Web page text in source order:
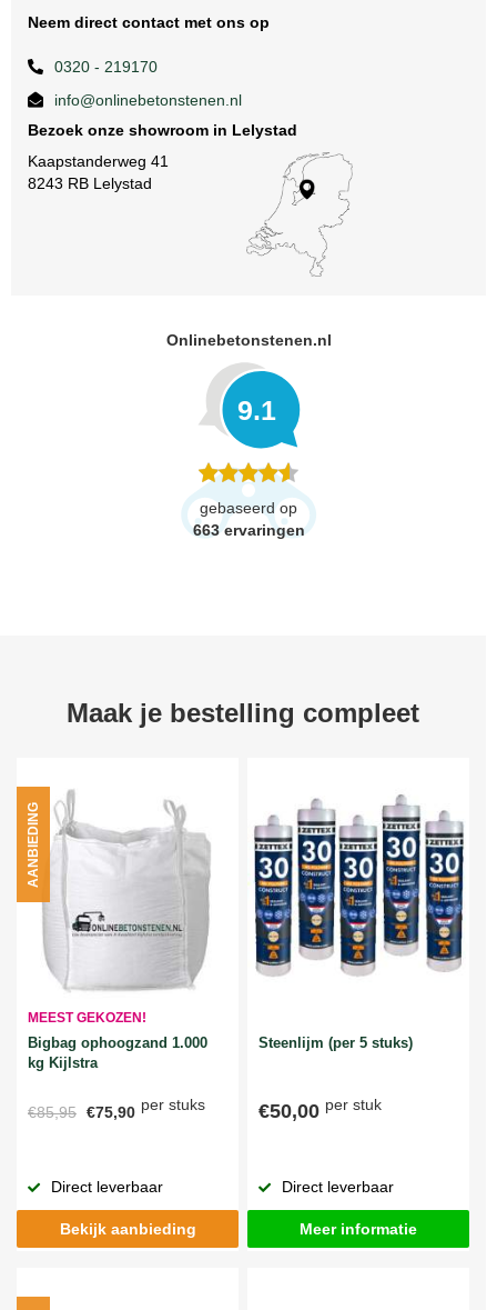
Neem direct contact met ons op
0320 - 219170
info@onlinebetonstenen.nl
Bezoek onze showroom in Lelystad
Kaapstanderweg 41
8243 RB Lelystad
Onlinebetonstenen.nl
9.1
gebaseerd op
663 ervaringen
Maak je bestelling compleet
MEEST GEKOZEN!
Bigbag ophoogzand 1.000
kg Kijlstra
€85,95 €75,90 per stuks
AANBIEDING
Direct leverbaar
Bekijk aanbieding
Steenlijm (per 5 stuks)
€50,00 per stuk
Direct leverbaar
Meer informatie